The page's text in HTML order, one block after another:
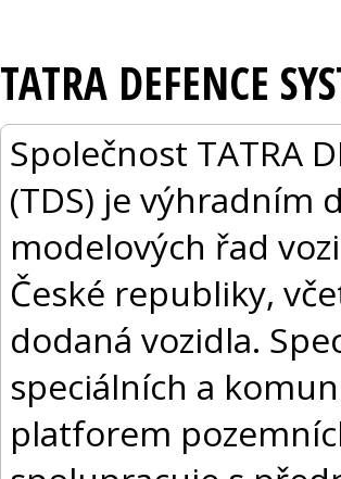
TATRA DEFENCE
Společnost TATRA
(TDS) je výhradním
modelových řad
České republiky,
dodaná vozidla.
speciálních a
platforem